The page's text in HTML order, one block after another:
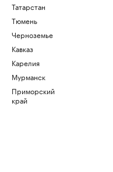
Татарстан
Тюмень
Черноземье
Кавказ
Карелия
Мурманск
Приморский
край